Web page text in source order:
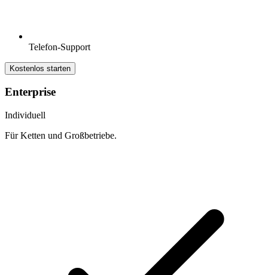
Telefon-Support
Kostenlos starten
Enterprise
Individuell
Für Ketten und Großbetriebe.